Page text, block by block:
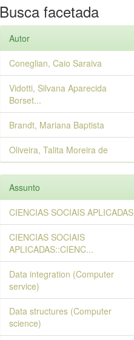
Busca facetada
Autor
Coneglian, Caio Saraiva
Vidotti, Silvana Aparecida
Borset...
Brandt, Mariana Baptista
Oliveira, Talita Moreira de
Assunto
CIENCIAS SOCIAIS APLICADAS
CIENCIAS SOCIAIS
APLICADAS::CIENC...
Data integration (Computer
service)
Data structures (Computer
science)